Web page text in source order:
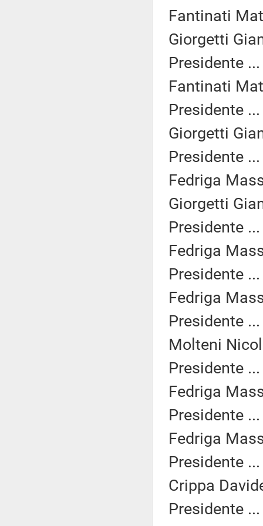
Fantinati
Giorgetti
Presidente
Fantinati
Presidente
Giorgetti
Presidente
Fedriga
Giorgetti
Presidente
Fedriga
Presidente
Fedriga
Presidente
Molteni
Presidente
Fedriga
Presidente
Fedriga
Presidente
Crippa
Presidente